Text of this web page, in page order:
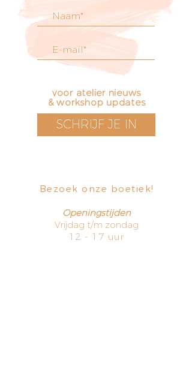
voor atelier nieuws
& workshop updates
SCHRIJF JE IN
Bezoek onze boetiek​!
Openingstijden
Vrijdag t/m zondag
12 - 17 uur